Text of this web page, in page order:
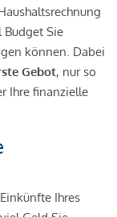
Budget Sie
können. Dabei
Gebot, nur so
Ihre finanzielle
Ihres